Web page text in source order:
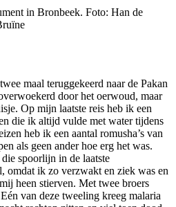
in Bronbeek. Foto: Han de
maal teruggekeerd naar de Pakan
door het oerwoud, maar
Op mijn laatste reis heb ik een
die ik altijd vulde met water tijdens
heb ik een aantal romusha’s van
als geen ander hoe erg het was.
spoorlijn in de laatste
omdat ik zo verzwakt en ziek was en
heen stierven. Met twee broers
van deze tweeling kreeg malaria